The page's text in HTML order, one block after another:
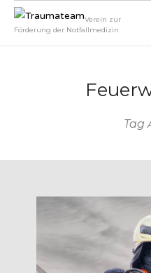
Verein zur
Förderung der Notfallmedizin
Tag